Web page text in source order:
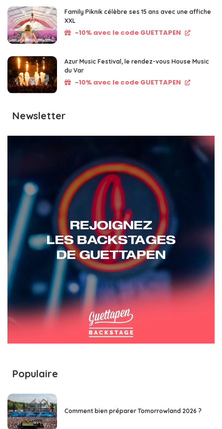
Family Piknik célèbre ses 15 ans avec une affiche
XXL
-10% avec le code GUETTAPEN
Azur Music Festival, le rendez-vous House Music
du Var
-10% avec le code GUETTAPEN
Newsletter
Populaire
Comment bien préparer Tomorrowland 2026 ?